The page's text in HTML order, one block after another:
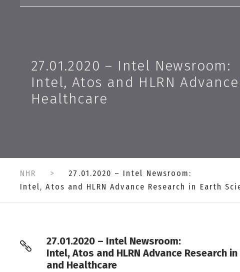
27.01.2020 – Intel Newsroom:
Intel, Atos and HLRN
Healthcare
NHR >
27.01.2020 – Intel Newsroom:
Intel, Atos and HLRN Advance Research in Earth
27.01.2020 – Intel Newsroom:
Intel, Atos and HLRN Advance Research
and Healthcare